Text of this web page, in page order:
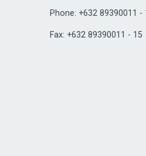
Phone: +632 89390011 -
Fax: +632 89390011 - 15